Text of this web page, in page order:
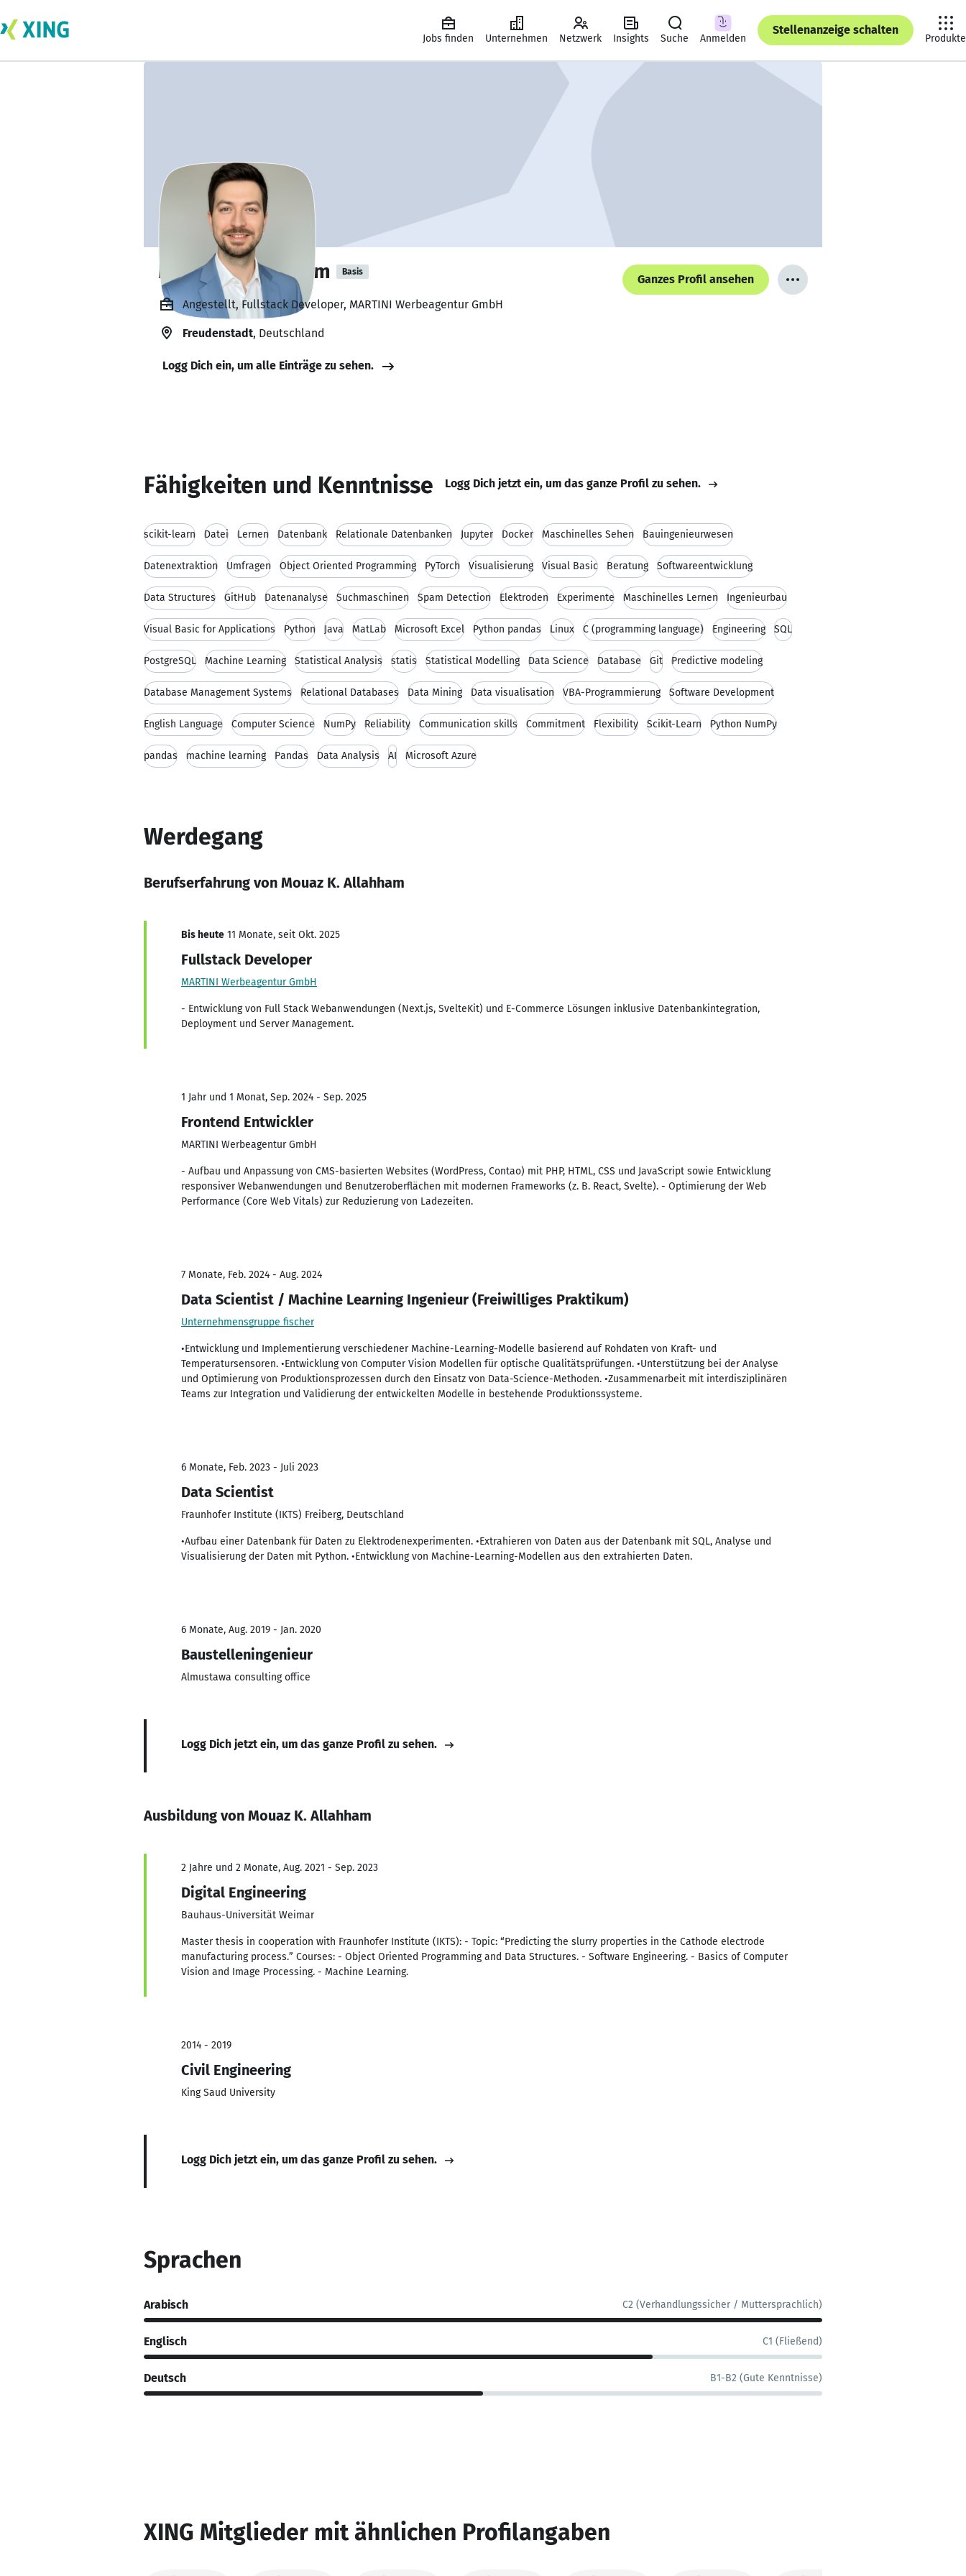
Jobs finden Unternehmen Netzwerk Insights Suche Anmelden
Stellenanzeige schalten
Produkte
Mouaz K. Allahham Basis
Ganzes Profil ansehen
Angestellt, Fullstack Developer, MARTINI Werbeagentur GmbH
Freudenstadt, Deutschland
Logg Dich ein, um alle Einträge zu sehen.
Fähigkeiten und Kenntnisse Logg Dich jetzt ein, um das ganze Profil zu sehen.
scikit-learn Datei Lernen Datenbank Relationale Datenbanken Jupyter Docker Maschinelles Sehen Bauingenieurwesen
Datenextraktion Umfragen Object Oriented Programming PyTorch Visualisierung Visual Basic Beratung Softwareentwicklung
Data Structures GitHub Datenanalyse Suchmaschinen Spam Detection Elektroden Experimente Maschinelles Lernen Ingenieurbau
Visual Basic for Applications Python Java MatLab Microsoft Excel Python pandas Linux C (programming language) Engineering SQL
PostgreSQL Machine Learning Statistical Analysis statis Statistical Modelling Data Science Database Git Predictive modeling
Database Management Systems Relational Databases Data Mining Data visualisation VBA-Programmierung Software Development
English Language Computer Science NumPy Reliability Communication skills Commitment Flexibility Scikit-Learn Python NumPy
pandas machine learning Pandas Data Analysis AI Microsoft Azure
Werdegang
Berufserfahrung von Mouaz K. Allahham
Bis heute 11 Monate, seit Okt. 2025
Fullstack Developer
MARTINI Werbeagentur GmbH
- Entwicklung von Full Stack Webanwendungen (Next.js, SvelteKit) und E-Commerce Lösungen inklusive Datenbankintegration,
Deployment und Server Management.
1 Jahr und 1 Monat, Sep. 2024 - Sep. 2025
Frontend Entwickler
MARTINI Werbeagentur GmbH
- Aufbau und Anpassung von CMS-basierten Websites (WordPress, Contao) mit PHP, HTML, CSS und JavaScript sowie Entwicklung
responsiver Webanwendungen und Benutzeroberflächen mit modernen Frameworks (z. B. React, Svelte). - Optimierung der Web
Performance (Core Web Vitals) zur Reduzierung von Ladezeiten.
7 Monate, Feb. 2024 - Aug. 2024
Data Scientist / Machine Learning Ingenieur (Freiwilliges Praktikum)
Unternehmensgruppe fischer
•Entwicklung und Implementierung verschiedener Machine-Learning-Modelle basierend auf Rohdaten von Kraft- und
Temperatursensoren. •Entwicklung von Computer Vision Modellen für optische Qualitätsprüfungen. •Unterstützung bei der Analyse
und Optimierung von Produktionsprozessen durch den Einsatz von Data-Science-Methoden. •Zusammenarbeit mit interdisziplinären
Teams zur Integration und Validierung der entwickelten Modelle in bestehende Produktionssysteme.
6 Monate, Feb. 2023 - Juli 2023
Data Scientist
Fraunhofer Institute (IKTS) Freiberg, Deutschland
•Aufbau einer Datenbank für Daten zu Elektrodenexperimenten. •Extrahieren von Daten aus der Datenbank mit SQL, Analyse und
Visualisierung der Daten mit Python. •Entwicklung von Machine-Learning-Modellen aus den extrahierten Daten.
6 Monate, Aug. 2019 - Jan. 2020
Baustelleningenieur
Almustawa consulting office
Logg Dich jetzt ein, um das ganze Profil zu sehen.
Ausbildung von Mouaz K. Allahham
2 Jahre und 2 Monate, Aug. 2021 - Sep. 2023
Digital Engineering
Bauhaus-Universität Weimar
Master thesis in cooperation with Fraunhofer Institute (IKTS): - Topic: “Predicting the slurry properties in the Cathode electrode
manufacturing process.” Courses: - Object Oriented Programming and Data Structures. - Software Engineering. - Basics of Computer
Vision and Image Processing. - Machine Learning.
2014 - 2019
Civil Engineering
King Saud University
Logg Dich jetzt ein, um das ganze Profil zu sehen.
Sprachen
Arabisch C2 (Verhandlungssicher / Muttersprachlich)
Englisch C1 (Fließend)
Deutsch B1-B2 (Gute Kenntnisse)
XING Mitglieder mit ähnlichen Profilangaben